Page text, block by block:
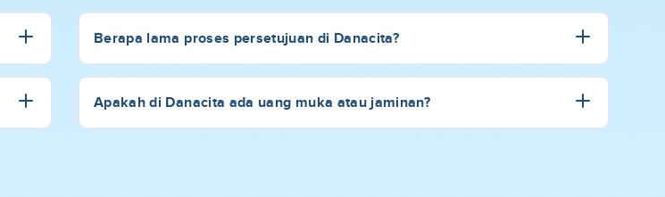
Berapa lama proses persetujuan di Danacita?
Apakah di Danacita ada uang muka atau jaminan?